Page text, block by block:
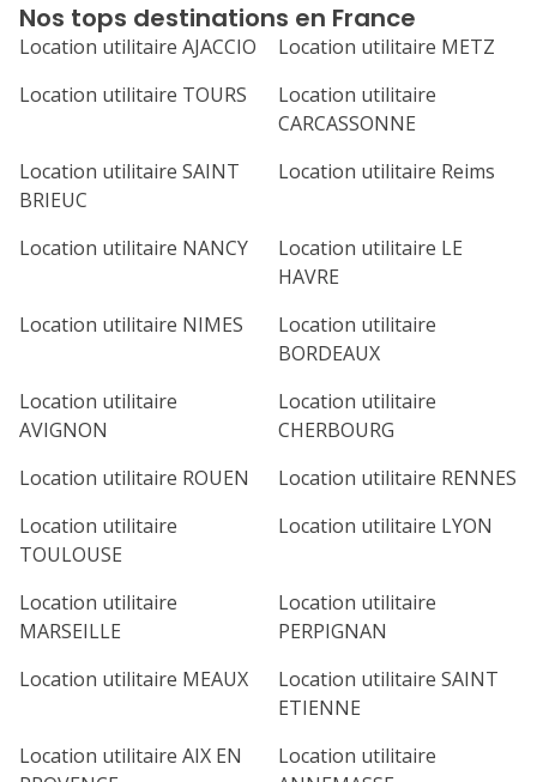
Nos tops destinations en France
Location utilitaire AJACCIO
Location utilitaire METZ
Location utilitaire TOURS
Location utilitaire
CARCASSONNE
Location utilitaire SAINT
BRIEUC
Location utilitaire Reims
Location utilitaire NANCY
Location utilitaire LE
HAVRE
Location utilitaire NIMES
Location utilitaire
BORDEAUX
Location utilitaire
AVIGNON
Location utilitaire
CHERBOURG
Location utilitaire ROUEN
Location utilitaire RENNES
Location utilitaire
TOULOUSE
Location utilitaire LYON
Location utilitaire
MARSEILLE
Location utilitaire
PERPIGNAN
Location utilitaire MEAUX
Location utilitaire SAINT
ETIENNE
Location utilitaire AIX EN
Location utilitaire